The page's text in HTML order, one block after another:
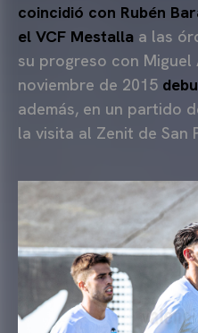
coincidió con Rubén
el VCF Mestalla a las
su progreso con Miguel
noviembre de 2015
además, en un partido
la visita al Zenit de San